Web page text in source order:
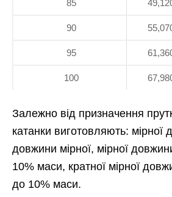
85
90
95
100
Залежно від призначення
катанки виготовляють: мірної
довжини мірної, мірної
10% маси, кратної мірної
до 10% маси.